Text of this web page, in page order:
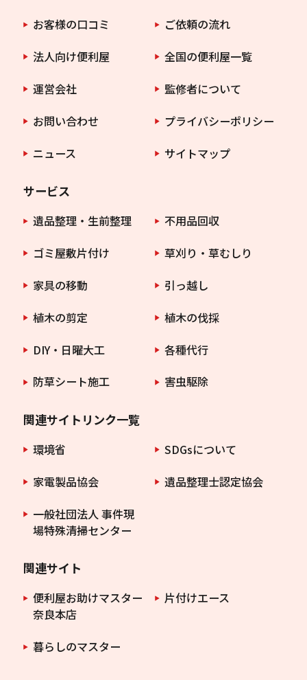
お客様の口コミ
ご依頼の流れ
法人向け便利屋
全国の便利屋一覧
運営会社
監修者について
お問い合わせ
プライバシーポリシー
ニュース
サイトマップ
サービス
遺品整理・生前整理
不用品回収
ゴミ屋敷片付け
草刈り・草むしり
家具の移動
引っ越し
植木の剪定
植木の伐採
DIY・日曜大工
各種代行
防草シート施工
害虫駆除
関連サイトリンク一覧
環境省
SDGsについて
家電製品協会
遺品整理士認定協会
一般社団法人 事件現
場特殊清掃センター
関連サイト
便利屋お助けマスター
奈良本店
片付けエース
暮らしのマスター